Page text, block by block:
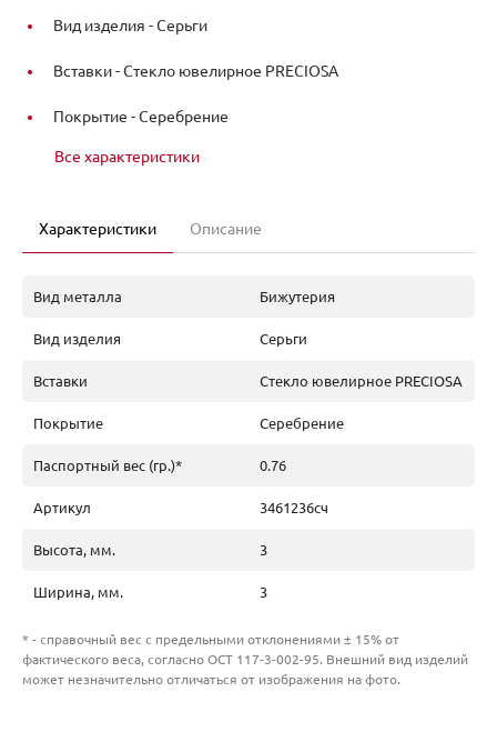
Вид изделия -Серьги
Вставки -Стекло ювелирное PRECIOSA
Покрытие -Серебрение
Все характеристики
Характеристики Описание
Вид металла Бижутерия
Вид изделия Серьги
Вставки Стекло ювелирное PRECIOSA
Покрытие Серебрение
Паспортный вес (гр.)* 0.76
Артикул 3461236сч
Высота, мм. 3
Ширина, мм. 3
* - справочный вес с предельными отклонениями ± 15% от
фактического веса, согласно ОСТ 117-3-002-95. Внешний вид изделий
может незначительно отличаться от изображения на фото.